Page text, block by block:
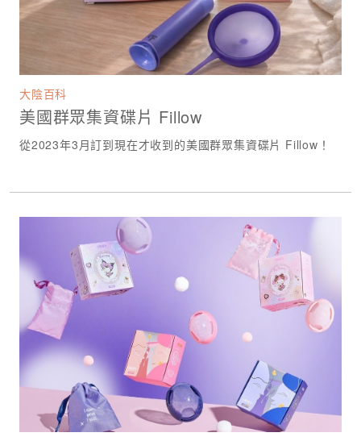
大陰百科
美國群眾集資碟片 Fillow
從2023年3月訂到現在才收到的美國群眾集資碟片 Fillow！